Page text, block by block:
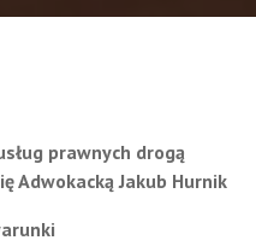
prawnych drogą
Adwokacką Jakub Hurnik